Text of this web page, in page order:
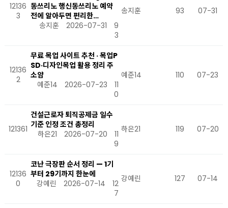
12136
3
동쓰리노 행신동쓰리노 예약
전에 알아두면 편리한…
송지훈
2026-07-31
9
3
송지훈 93 07-31
12136
2
무료 목업 사이트 추천 · 목업P
SD·디자인목업 활용 정리 주
소얌
예준14
2026-07-23
11
0
예준14 110 07-23
121361
건설근로자 퇴직공제금 일수
기준 인정 조건 총정리
하은21
2026-07-20
11
9
하은21 119 07-20
12136
0
코난 극장판 순서 정리 — 1기
부터 29기까지 한눈에
강예린
2026-07-14
12
7
강예린 127 07-14